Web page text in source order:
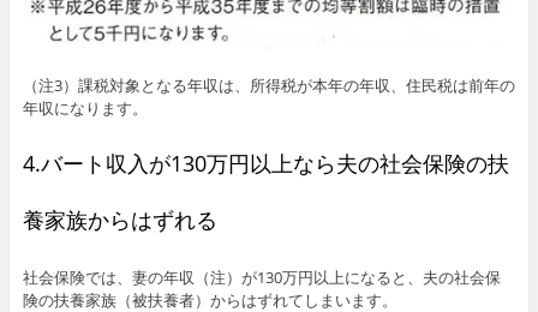
（注3）課税対象となる年収は、所得税が本年の年収、住民税は前年の
年収になります。
4.バート収入が130万円以上なら夫の社会保険の扶
養家族からはずれる
社会保険では、妻の年収（注）が130万円以上になると、夫の社会保
険の扶養家族（被扶養者）からはずれてしまいます。